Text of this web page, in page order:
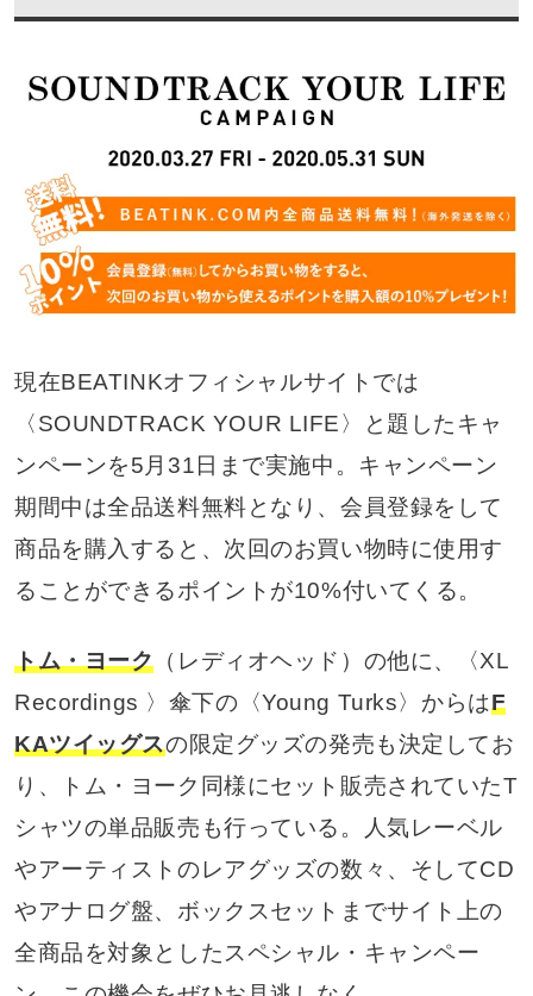
現在BEATINKオフィシャルサイトでは
〈SOUNDTRACK YOUR LIFE〉と題したキャ
ンペーンを5月31日まで実施中。キャンペーン
期間中は全品送料無料となり、会員登録をして
商品を購入すると、次回のお買い物時に使用す
ることができるポイントが10%付いてくる。
トム・ヨーク （レディオヘッド）の他に、〈XL
Recordings 〉傘下の〈Young Turks〉からはF
KAツイッグスの限定グッズの発売も決定してお
り、トム・ヨーク同様にセット販売されていたT
シャツの単品販売も行っている。人気レーベル
やアーティストのレアグッズの数々、そしてCD
やアナログ盤、ボックスセットまでサイト上の
全商品を対象としたスペシャル・キャンペー